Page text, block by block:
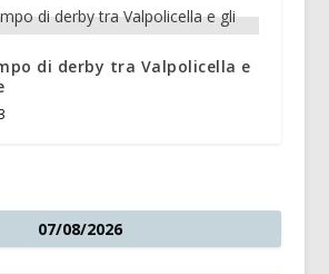
di derby tra Valpolicella e
07/08/2026